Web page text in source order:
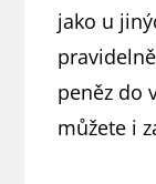
jako u
peněz do
můžete i